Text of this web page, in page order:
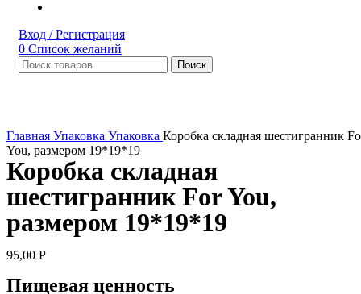
Вход / Регистрация
0 Список желаний
Поиск
Главная Упаковка Упаковка Коробка складная шестигранник
You, размером 19*19*19
Коробка складная
шестигранник For You,
размером 19*19*19
95,00 Р
Пищевая ценность